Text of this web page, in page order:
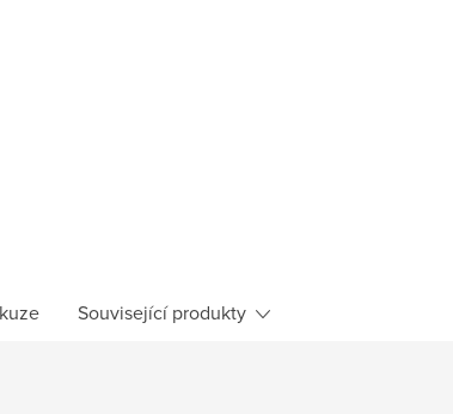
Související produkty